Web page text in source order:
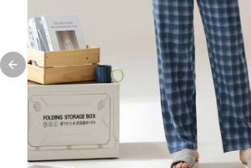
Previous slide